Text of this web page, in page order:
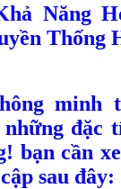
Năng
Thống
minh
đặc
bạn cần
sau đây: